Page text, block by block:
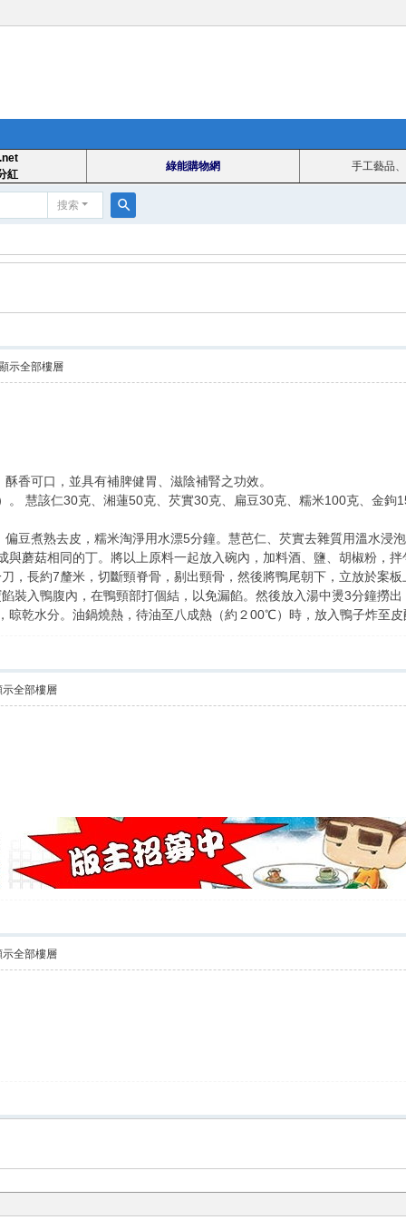
紅
綠能購物網 手工藝品
搜索
索
示全部樓層
酥香可口，並具有補脾健胃、滋陰補腎之功效。
。 慧該仁30克、湘蓮50克、芡實30克、扁豆30克、糯米100克、金
豆煮熟去皮，糯米淘淨用水漂5分鐘。慧芭仁、芡實去雜質用溫水浸
與蘑菇相同的丁。將以上原料一起放入碗內，加料酒、鹽、胡椒粉，
，長約7釐米，切斷頸脊骨，剔出頸骨，然後將鴨尾朝下，立放於案
裝入鴨腹內，在鴨頸部打個結，以免漏餡。然後放入湯中燙3分鐘撈
晾乾水分。油鍋燒熱，待油至八成熱（約２00℃）時，放入鴨子炸至
示全部樓層
示全部樓層